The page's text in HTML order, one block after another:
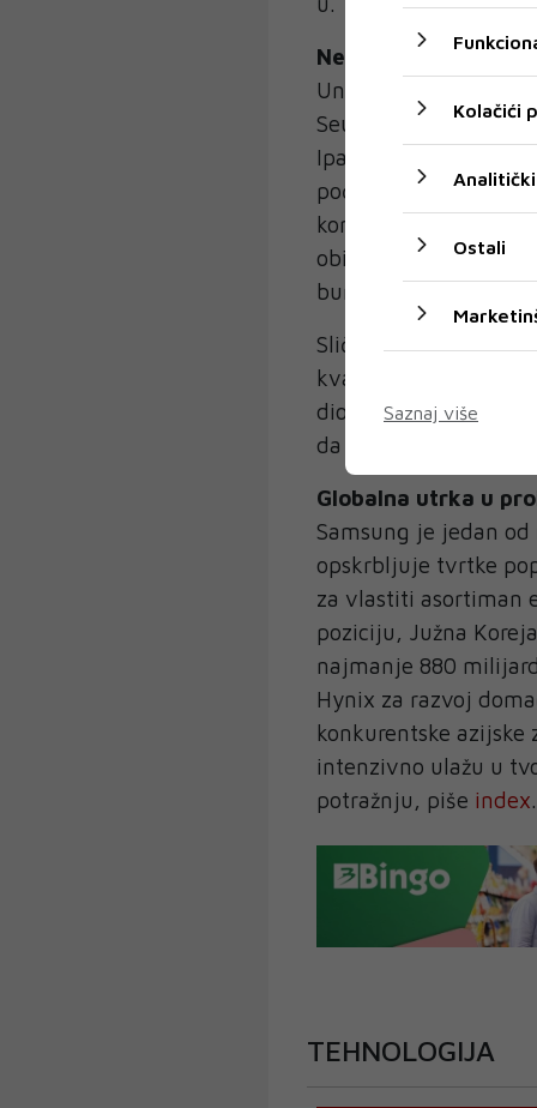
Neočekivani pad
Unatoč rekordnim
Seulu za gotovo 7
Ipak, tržišna
početka ove godine.
konkurenta SK
obiju tvrtki pomogli
burzovnog indeksa
Sličan scenarij
kvartalnu prodaju i
dionice su joj nakon
da su ulagači sve
Globalna utrka u
Samsung je jedan
opskrbljuje tvrtke
za vlastiti asortiman
poziciju, Južna
najmanje 880
Hynix za razvoj
konkurentske
intenzivno ulažu u
potražnju, piše index.
TEHNOLOGIJA
Kolačići
Analitički
Ostali
Saznaj više